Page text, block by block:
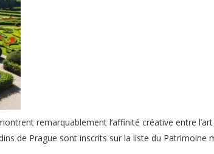
remarquablement l’affinité créative entre l’art
de Prague sont inscrits sur la liste du Patrimoine